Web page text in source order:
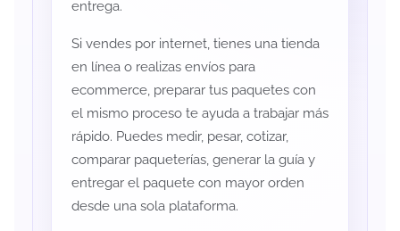
entrega.
Si vendes por internet, tienes una tienda
en línea o realizas envíos para
ecommerce, preparar tus paquetes con
el mismo proceso te ayuda a trabajar más
rápido. Puedes medir, pesar, cotizar,
comparar paqueterías, generar la guía y
entregar el paquete con mayor orden
desde una sola plataforma.